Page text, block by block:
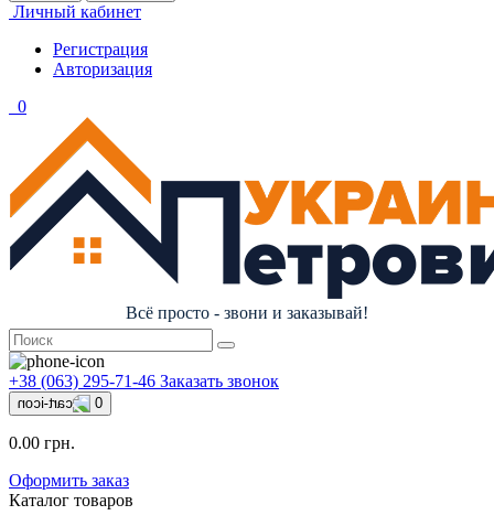
Личный кабинет
Регистрация
Авторизация
0
Всё просто - звони и заказывай!
+38 (063) 295-71-46 Заказать звонок
0
0.00 грн.
Оформить заказ
Каталог товаров